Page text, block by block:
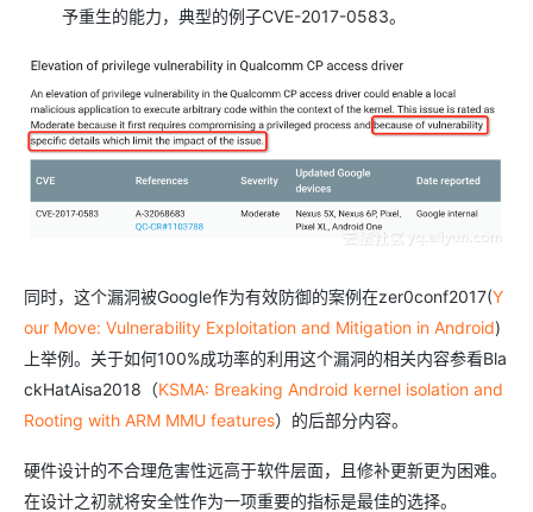
予重生的能力，典型的例子CVE-2017-0583。
同时，这个漏洞被Google作为有效防御的案例在zer0conf2017(Y
our Move: Vulnerability Exploitation and Mitigation in Android)
上举例。关于如何100%成功率的利用这个漏洞的相关内容参看Bla
ckHatAisa2018（KSMA: Breaking Android kernel isolation and
Rooting with ARM MMU features）的后部分内容。
硬件设计的不合理危害性远高于软件层面，且修补更新更为困难。
在设计之初就将安全性作为一项重要的指标是最佳的选择。